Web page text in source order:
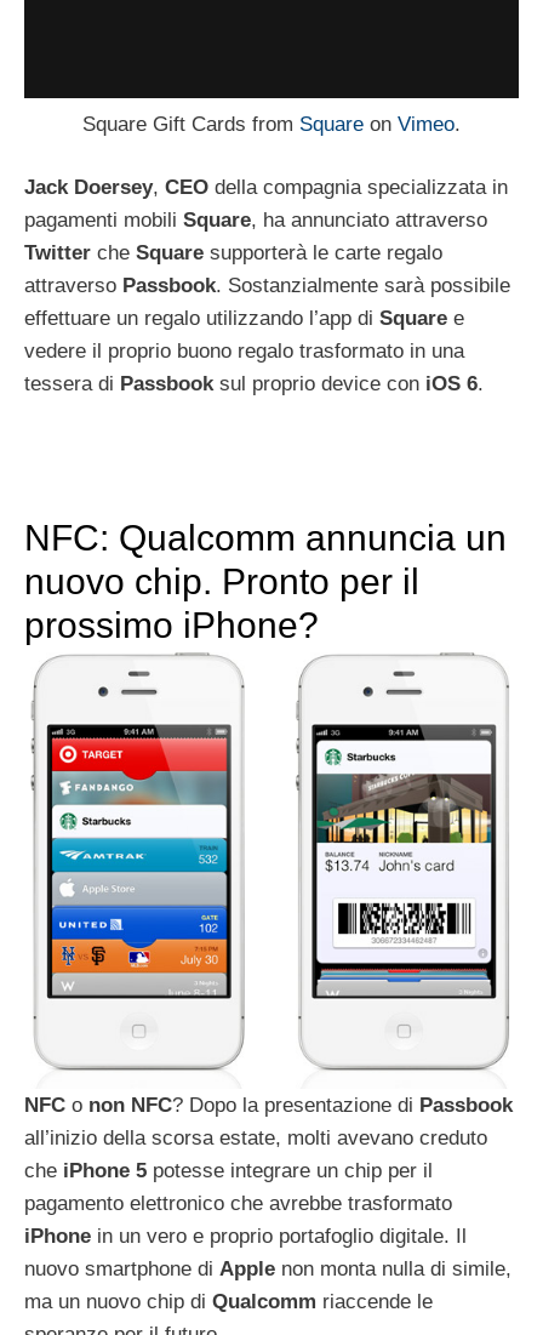
Square Gift Cards from Square on Vimeo.
Jack Doersey, CEO della compagnia specializzata in
pagamenti mobili Square, ha annunciato attraverso
Twitter che Square supporterà le carte regalo
attraverso Passbook. Sostanzialmente sarà possibile
effettuare un regalo utilizzando l’app di Square e
vedere il proprio buono regalo trasformato in una
tessera di Passbooksul proprio device con iOS 6.
NFC: Qualcomm annuncia un
nuovo chip. Pronto per il
prossimo iPhone?
NFC o non NFC? Dopo la presentazione di Passbook
all’inizio della scorsa estate, molti avevano creduto
che iPhone 5 potesse integrare un chip per il
pagamento elettronico che avrebbe trasformato
iPhone in un vero e proprio portafoglio digitale. Il
nuovo smartphone di Apple non monta nulla di simile,
ma un nuovo chip di Qualcomm riaccende le